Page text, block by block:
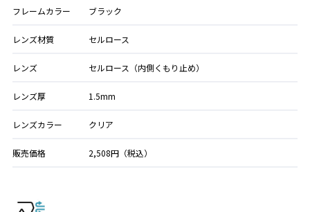
フレームカラー ブラック
レンズ材質 セルロース
レンズ セルロース（内側くもり止め）
レンズ厚 1.5mm
レンズカラー クリア
販売価格 2,508円（税込）